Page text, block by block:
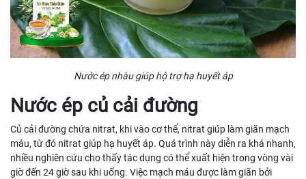
Nước ép nhàu giúp hộ trợ hạ huyết áp
Nước ép củ cải đường
Củ cải đường chứa nitrat, khi vào cơ thể, nitrat giúp làm giãn mạch
máu, từ đó nitrat giúp hạ huyết áp. Quá trình này diễn ra khá nhanh,
nhiều nghiên cứu cho thấy tác dụng có thể xuất hiện trong vòng vài
giờ đến 24 giờ sau khi uống. Việc mạch máu được làm giãn bởi